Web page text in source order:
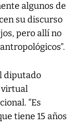
algunos de
su discurso
pero allí no
diputado
virtual
“Es
tiene 15 años